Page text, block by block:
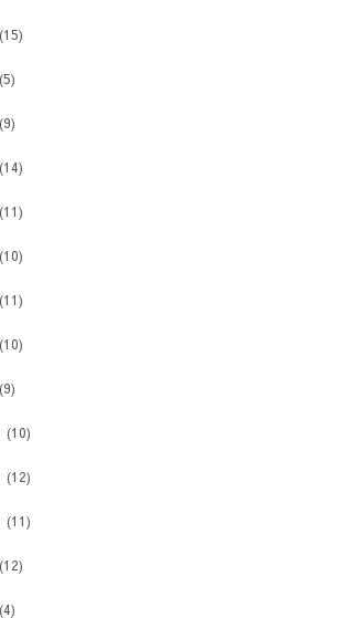
(15)
(5)
(9)
(14)
(11)
(10)
(11)
(10)
(9)
(10)
(12)
(11)
(12)
(4)